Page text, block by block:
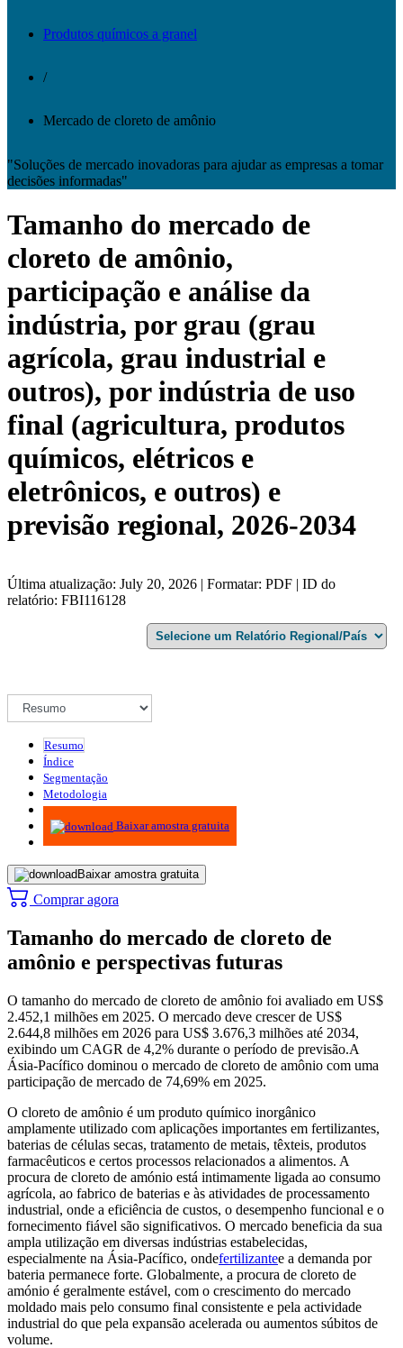
Produtos químicos a granel
/
Mercado de cloreto de amônio
"Soluções de mercado inovadoras para ajudar as empresas a tomar
decisões informadas"
Tamanho do mercado de
cloreto de amônio,
participação e análise da
indústria, por grau (grau
agrícola, grau industrial e
outros), por indústria de uso
final (agricultura, produtos
químicos, elétricos e
eletrônicos, e outros) e
previsão regional, 2026-2034
Última atualização: July 20, 2026 | Formatar: PDF | ID do
relatório: FBI116128
Resumo
Índice
Segmentação
Metodologia
Infográficos
Baixar amostra gratuita
Baixar amostra gratuita
Comprar agora
Tamanho do mercado de cloreto de
amônio e perspectivas futuras
O tamanho do mercado de cloreto de amônio foi avaliado em US$
2.452,1 milhões em 2025. O mercado deve crescer de US$
2.644,8 milhões em 2026 para US$ 3.676,3 milhões até 2034,
exibindo um CAGR de 4,2% durante o período de previsão.A
Ásia-Pacífico dominou o mercado de cloreto de amônio com uma
participação de mercado de 74,69% em 2025.
O cloreto de amônio é um produto químico inorgânico
amplamente utilizado com aplicações importantes em fertilizantes,
baterias de células secas, tratamento de metais, têxteis, produtos
farmacêuticos e certos processos relacionados a alimentos. A
procura de cloreto de amónio está intimamente ligada ao consumo
agrícola, ao fabrico de baterias e às atividades de processamento
industrial, onde a eficiência de custos, o desempenho funcional e o
fornecimento fiável são significativos. O mercado beneficia da sua
ampla utilização em diversas indústrias estabelecidas,
especialmente na Ásia-Pacífico, ondefertilizantee a demanda por
bateria permanece forte. Globalmente, a procura de cloreto de
amónio é geralmente estável, com o crescimento do mercado
moldado mais pelo consumo final consistente e pela actividade
industrial do que pela expansão acelerada ou aumentos súbitos de
volume.